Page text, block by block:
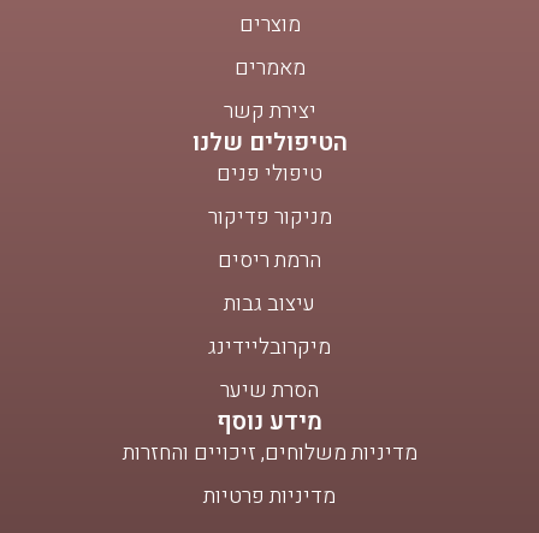
מוצרים
מאמרים
יצירת קשר
הטיפולים שלנו
טיפולי פנים
מניקור פדיקור
הרמת ריסים
עיצוב גבות
מיקרובליידינג
הסרת שיער
מידע נוסף
מדיניות משלוחים, זיכויים והחזרות
מדיניות פרטיות